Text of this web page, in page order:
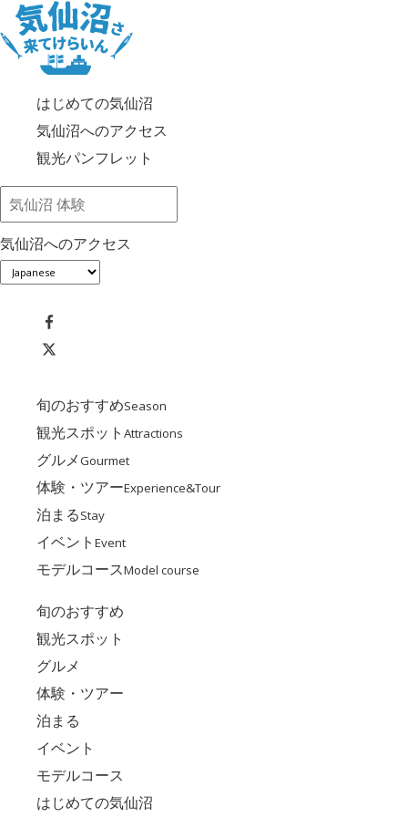
はじめての気仙沼
気仙沼へのアクセス
観光パンフレット
気仙沼へのアクセス
旬のおすすめSeason
観光スポット Attractions
グルメGourmet
体験・ツアーExperience&Tour
泊まるStay
イベント Event
モデルコースModel course
旬のおすすめ
観光スポット
グルメ
体験・ツアー
泊まる
イベント
モデルコース
はじめての気仙沼